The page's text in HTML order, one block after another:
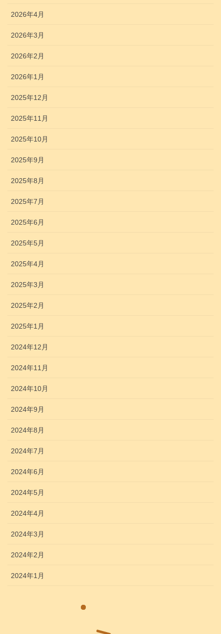
2026年4月
2026年3月
2026年2月
2026年1月
2025年12月
2025年11月
2025年10月
2025年9月
2025年8月
2025年7月
2025年6月
2025年5月
2025年4月
2025年3月
2025年2月
2025年1月
2024年12月
2024年11月
2024年10月
2024年9月
2024年8月
2024年7月
2024年6月
2024年5月
2024年4月
2024年3月
2024年2月
2024年1月